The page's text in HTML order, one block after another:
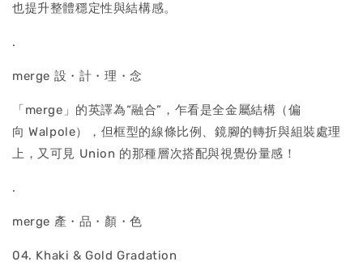
也提升整體穩定性與結構感。
.
merge 設・計・理・念
「merge」的英譯為“融合”，乍看是全金屬結構（偏
向 Walpole），但框型的線條比例、鏡腳的轉折與組裝處理
上，又可見 Union 的那種層次搭配與視覺份量感！
.
merge 產・品・顏・色
04. Khaki & Gold Gradation